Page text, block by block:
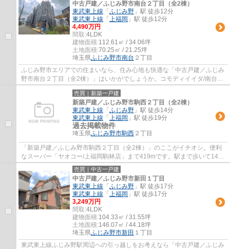
中古戸建／ふじみ野市南台２丁目（全2棟）
東武東上線 「 ふじみ野 」駅 徒歩12分
東武東上線 「 上福岡 」駅 徒歩12分
4,490万円
間取:4LDK
建物面積:112.61㎡ / 34.06坪
土地面積:70.25㎡ / 21.25坪
埼玉県ふじみ野市南台 ２丁目
ふじみ野市エリアでの住まいなら、住み心地も快適な「中古戸建／ふじみ
野市南台２丁目（全2棟）」はいかがでしょうか。コモディイイダ/南台店
まで410mです。ふじみ野市/鶴ケ舞公園まで...
売買｜新築一戸建
新築戸建／ふじみ野市駒西２丁目（全2棟）
東武東上線 「 ふじみ野 」駅 徒歩14分
東武東上線 「 上福岡 」駅 徒歩19分
過去掲載物件
埼玉県ふじみ野市駒西 ２丁目
「新築戸建／ふじみ野市駒西２丁目（全2棟）」のここがイチオシ。便利
なスーパー「ヤオコー/上福岡駒林店」まで419mです。駅まで歩いて14分
ほどの物件です。築2年以内の物件ですので、...
売買｜中古一戸建
中古戸建／ふじみ野市新田１丁目
東武東上線 「 ふじみ野 」駅 徒歩17分
東武東上線 「 上福岡 」駅 徒歩17分
3,249万円
間取:4LDK
建物面積:104.33㎡ / 31.55坪
土地面積:146.07㎡ / 44.18坪
埼玉県ふじみ野市新田 １丁目
東武東上線ふじみ野駅周辺への引っ越しをお考えなら「中古戸建／ふじみ